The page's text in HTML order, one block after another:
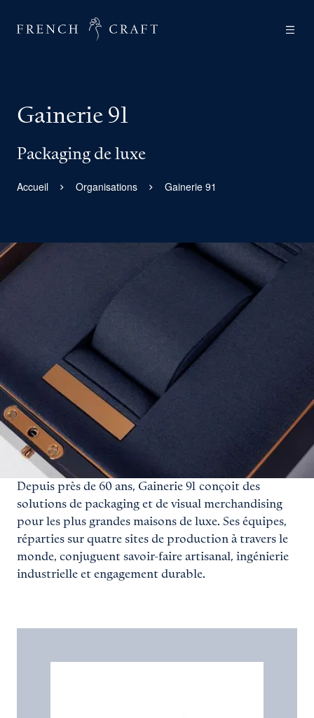
Gainerie 91
Packaging de luxe
Accueil Organisations Gainerie 91
Agrandir
Depuis près de 60 ans, Gainerie 91 conçoit des
solutions de packaging et de visual merchandising
pour les plus grandes maisons de luxe. Ses équipes,
réparties sur quatre sites de production à travers le
monde, conjuguent savoir-faire artisanal, ingénierie
industrielle et engagement durable.